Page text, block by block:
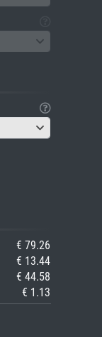
€ 79.26
€ 13.44
€ 44.58
€ 1.13